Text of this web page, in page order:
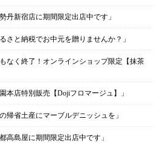
丹新宿店に期間限定出店中です」
さと納税でお中元を贈りませんか？」
もなく終了！オンラインショップ限定【抹茶
本店特別販売【Dojiフロマージュ】」
帰省土産にマーブルデニッシュを」
高島屋に期間限定出店中です」